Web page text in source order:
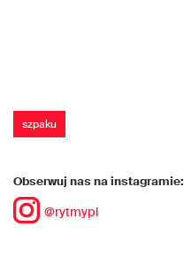
szpaku
Obserwuj nas na instagramie:
@rytmypl